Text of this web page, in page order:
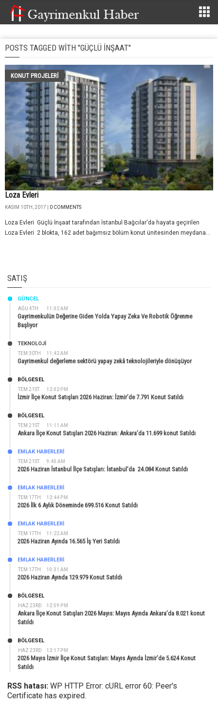
POSTS TAGGED WITH "GÜÇLÜ INŞAAT"
KONUT PROJELERI
Loza Evleri
KASIM 10TH, 2017 | 0 COMMENTS
Loza Evleri Güçlü İnşaat tarafından İstanbul Bağcılar'da hayata geçirilen
Loza Evleri 2 blokta, 162 adet bağımsız bölüm konut ünitesinden meydana...
SATIŞ
AĞU 4TH 11:02 AM
GÜNCEL
Gayrimenkulün Değerine Giden Yolda Yapay Zeka Ve Robotik Öğrenme
Başlıyor
TEM 30TH 11:42 AM
TEKNOLOJİ
Gayrimenkul değerleme sektörü yapay zekâ teknolojileriyle dönüşüyor
TEM 21ST 12:02 PM
BÖLGESEL
İzmir İlçe Konut Satışları 2026 Haziran: İzmir’de 7.791 Konut Satıldı
TEM 21ST 11:11 AM
BÖLGESEL
Ankara İlçe Konut Satışları 2026 Haziran: Ankara’da 11.699 konut Satıldı
TEM 21ST 9:40 AM
EMLAK HABERLERI
2026 Haziran İstanbul İlçe Satışları: İstanbul’da 24.084 Konut Satıldı
TEM 17TH 12:44 PM
EMLAK HABERLERI
2026 İlk 6 Aylık Döneminde 699.516 Konut Satıldı
TEM 17TH 11:22 AM
EMLAK HABERLERI
2026 Haziran Ayında 16.565 İş Yeri Satıldı
TEM 17TH 10:31 AM
EMLAK HABERLERI
2026 Haziran Ayında 129.979 Konut Satıldı
HAZ 23RD 12:59 PM
BÖLGESEL
Ankara İlçe Konut Satışları 2026 Mayıs: Mayıs Ayında Ankara’da 8.021 konut
Satıldı
HAZ 23RD 12:17 PM
BÖLGESEL
2026 Mayıs İzmir İlçe Konut Satışları: Mayıs Ayında İzmir’de 5.624 Konut
Satıldı
RSS hatası: WP HTTP Error: cURL error 60: Peer's
Certificate has expired.